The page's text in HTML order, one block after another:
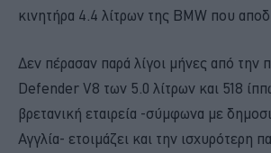
κινητήρα 4.4 λίτρων της BMW που
Δεν πέρασαν παρά λίγοι μήνες από την
Defender V8 των 5.0 λίτρων και 518
βρετανική εταιρεία -σύμφωνα με
Αγγλία- ετοιμάζει και την ισχυρότερη